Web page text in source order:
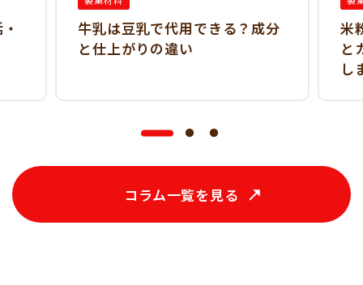
牛乳は豆乳で代用できる？成分
と仕上がりの違い
米
と
し
コラム一覧を見る